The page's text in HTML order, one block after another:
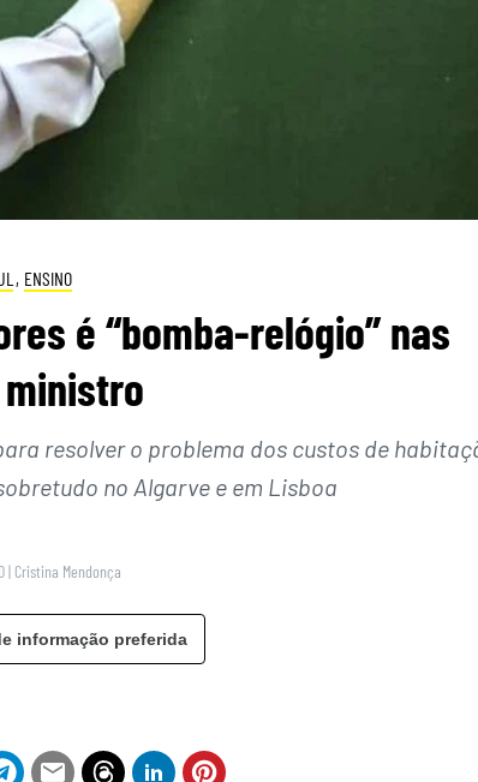
, ENSINO
é “bomba-relógio” nas
resolver o problema dos custos de
no Algarve e em Lisboa
| Cristina Mendonça
informação preferida